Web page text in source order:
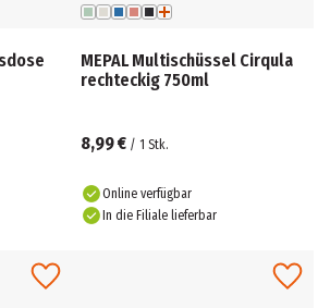
MEPAL Multischüssel Cirqula
rechteckig 750ml
8,99 € / 1 Stk.
Online verfügbar
In die Filiale lieferbar